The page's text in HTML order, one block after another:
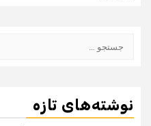
نوشته‌های تازه